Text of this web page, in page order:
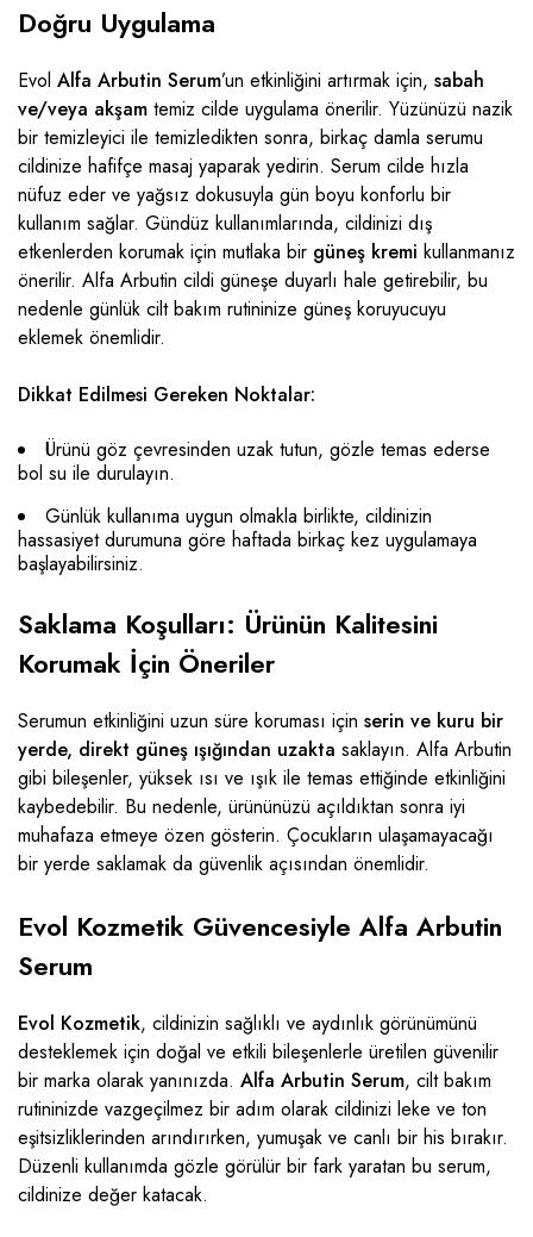
Doğru Uygulama
Evol Alfa Arbutin Serum’un etkinliğini artırmak için, sabah
ve/veya akşam temiz cilde uygulama önerilir. Yüzünüzü nazik
bir temizleyici ile temizledikten sonra, birkaç damla serumu
cildinize hafifçe masaj yaparak yedirin. Serum cilde hızla
nüfuz eder ve yağsız dokusuyla gün boyu konforlu bir
kullanım sağlar. Gündüz kullanımlarında, cildinizi dış
etkenlerden korumak için mutlaka bir güneş kremi kullanmanız
önerilir. Alfa Arbutin cildi güneşe duyarlı hale getirebilir, bu
nedenle günlük cilt bakım rutininize güneş koruyucuyu
eklemek önemlidir.
Dikkat Edilmesi Gereken Noktalar:
Ürünü göz çevresinden uzak tutun, gözle temas ederse
bol su ile durulayın.
Günlük kullanıma uygun olmakla birlikte, cildinizin
hassasiyet durumuna göre haftada birkaç kez uygulamaya
başlayabilirsiniz.
Saklama Koşulları: Ürünün Kalitesini
Korumak İçin Öneriler
Serumun etkinliğini uzun süre koruması için serin ve kuru bir
yerde, direkt güneş ışığından uzakta saklayın. Alfa Arbutin
gibi bileşenler, yüksek ısı ve ışık ile temas ettiğinde etkinliğini
kaybedebilir. Bu nedenle, ürününüzü açıldıktan sonra iyi
muhafaza etmeye özen gösterin. Çocukların ulaşamayacağı
bir yerde saklamak da güvenlik açısından önemlidir.
Evol Kozmetik Güvencesiyle Alfa Arbutin
Serum
Evol Kozmetik, cildinizin sağlıklı ve aydınlık görünümünü
desteklemek için doğal ve etkili bileşenlerle üretilen güvenilir
bir marka olarak yanınızda. Alfa Arbutin Serum, cilt bakım
rutininizde vazgeçilmez bir adım olarak cildinizi leke ve ton
eşitsizliklerinden arındırırken, yumuşak ve canlı bir his bırakır.
Düzenli kullanımda gözle görülür bir fark yaratan bu serum,
cildinize değer katacak.